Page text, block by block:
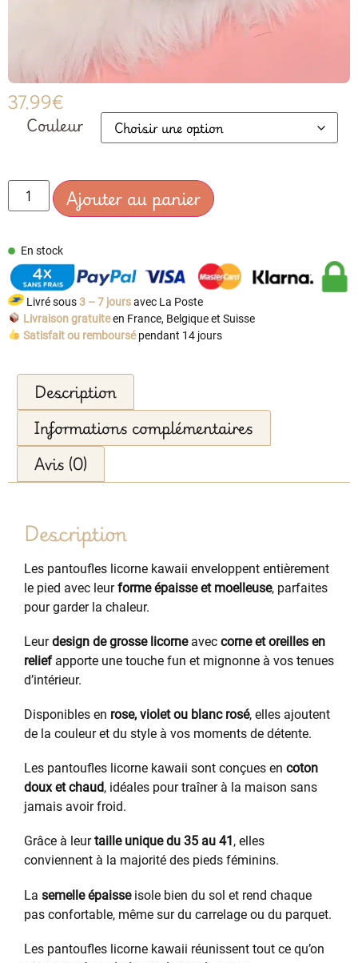
37.99€
Couleur
Ajouter au panier
En stock
Livré sous3 – 7 joursavec La Poste
Livraison gratuiteen France, Belgique et Suisse
Satisfait ou remboursépendant 14 jours
Description
Informations complémentaires
Avis (0)
Description
Les pantoufles licorne kawaii enveloppent entièrement
le pied avec leurforme épaisse et moelleuse, parfaites
pour garder la chaleur.
Leurdesign de grosse licorneavec corne et oreilles en
reliefapporte une touche fun et mignonne à vos tenues
d’intérieur.
Disponibles en rose, violet ou blanc rosé, elles ajoutent
de la couleur et du style à vos moments de détente.
Les pantoufles licorne kawaii sont conçues en coton
doux et chaud, idéales pour traîner à la maison sans
jamais avoir froid.
Grâce à leurtaille unique du 35 au 41 , elles
conviennent à la majorité des pieds féminins.
La semelle épaisseisole bien du sol et rend chaque
pas confortable, même sur du carrelage ou du parquet.
Les pantoufles licorne kawaii réunissent tout ce qu’on